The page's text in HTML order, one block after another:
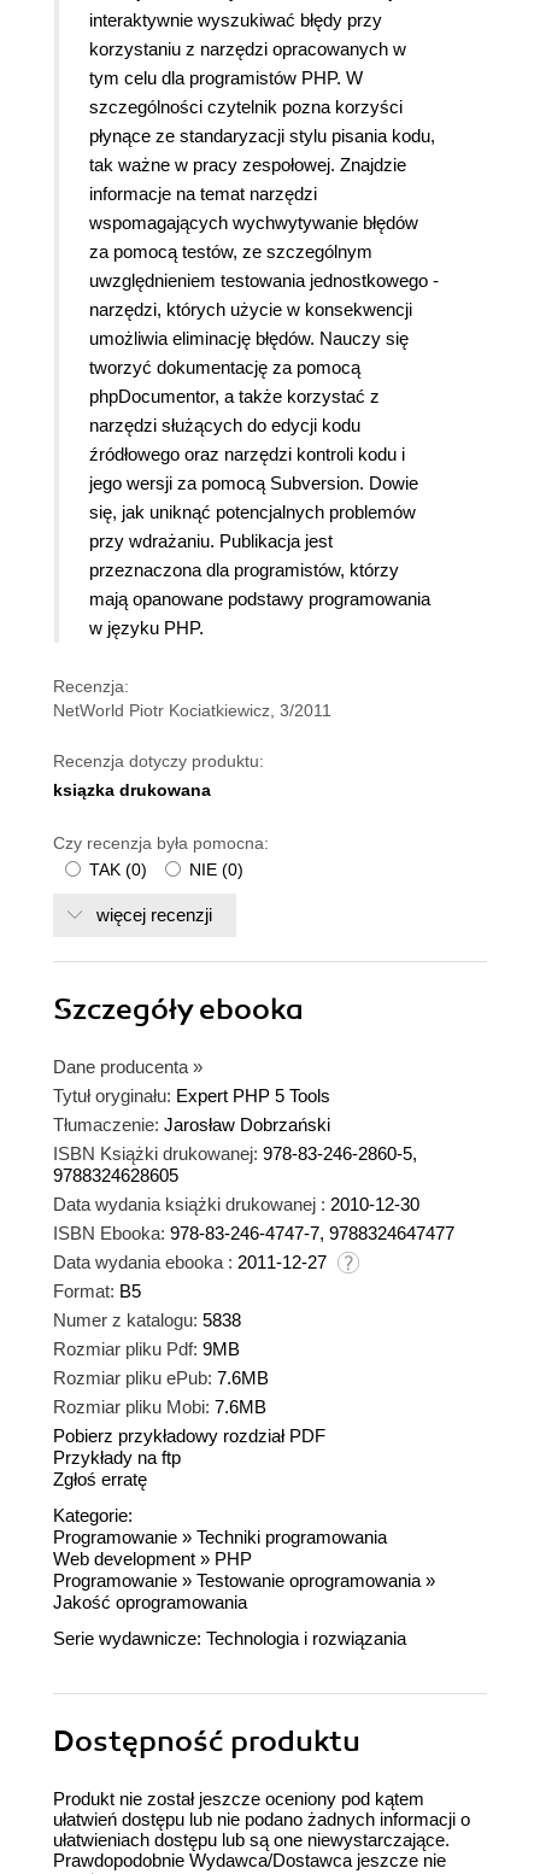
interaktywnie wyszukiwać błędy przy
korzystaniu z narzędzi opracowanych w
tym celu dla programistów PHP. W
szczególności czytelnik pozna korzyści
płynące ze standaryzacji stylu pisania kodu,
tak ważne w pracy zespołowej. Znajdzie
informacje na temat narzędzi
wspomagających wychwytywanie błędów
za pomocą testów, ze szczególnym
uwzględnieniem testowania jednostkowego -
narzędzi, których użycie w konsekwencji
umożliwia eliminację błędów. Nauczy się
tworzyć dokumentację za pomocą
phpDocumentor, a także korzystać z
narzędzi służących do edycji kodu
źródłowego oraz narzędzi kontroli kodu i
jego wersji za pomocą Subversion. Dowie
się, jak uniknąć potencjalnych problemów
przy wdrażaniu. Publikacja jest
przeznaczona dla programistów, którzy
mają opanowane podstawy programowania
w języku PHP.
Recenzja:
NetWorld Piotr Kociatkiewicz, 3/2011
Recenzja dotyczy produktu:
ksiązka drukowana
Czy recenzja była pomocna:
TAK (0) NIE (0)
więcej recenzji
Szczegółyebooka
Dane producenta »
Tytuł oryginału: Expert PHP 5 Tools
Tłumaczenie: Jarosław Dobrzański
ISBN Książki drukowanej: 978-83-246-2860-5,
9788324628605
Data wydania książki drukowanej : 2010-12-30
ISBN Ebooka: 978-83-246-4747-7, 9788324647477
Data wydania ebooka : 2011-12-27
Format: B5
Numer z katalogu: 5838
Rozmiar pliku Pdf: 9MB
Rozmiar pliku ePub: 7.6MB
Rozmiar pliku Mobi: 7.6MB
Pobierz przykładowy rozdział PDF
Przykłady na ftp
Zgłoś erratę
Kategorie:
Programowanie » Techniki programowania
Web development » PHP
Programowanie » Testowanie oprogramowania »
Jakość oprogramowania
Serie wydawnicze: Technologia i rozwiązania
Dostępność produktu
Produkt nie został jeszcze oceniony pod kątem
ułatwień dostępu lub nie podano żadnych informacji o
ułatwieniach dostępu lub są one niewystarczające.
Prawdopodobnie Wydawca/Dostawca jeszcze nie